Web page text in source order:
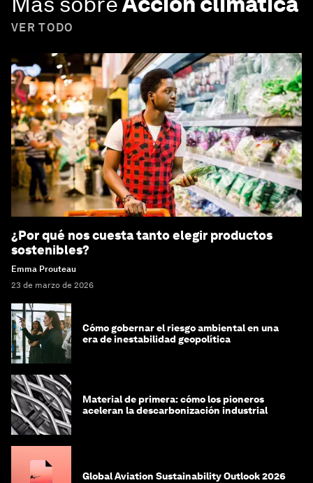
VER TODO
¿Por qué nos cuesta tanto elegir productos
sostenibles?
Emma Prouteau
23 de marzo de 2026
Cómo gobernar el riesgo ambiental en una
era de inestabilidad geopolítica
Material de primera: cómo los pioneros
aceleran la descarbonización industrial
Global Aviation Sustainability Outlook 2026